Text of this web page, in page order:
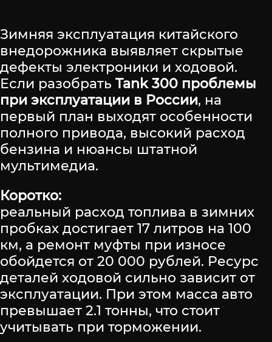
Зимняя эксплуатация китайского
внедорожника выявляет скрытые
дефекты электроники и ходовой.
Если разобрать Tank 300 проблемы
при эксплуатации в России, на
первый план выходят особенности
полного привода, высокий расход
бензина и нюансы штатной
мультимедиа.
Коротко:
реальный расход топлива в зимних
пробках достигает 17 литров на 100
км, а ремонт муфты при износе
обойдется от 20 000 рублей. Ресурс
деталей ходовой сильно зависит от
эксплуатации. При этом масса авто
превышает 2.1 тонны, что стоит
учитывать при торможении.